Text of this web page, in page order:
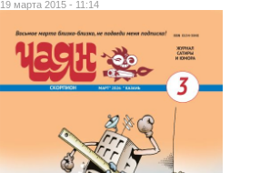
19 марта 2015 - 11:14